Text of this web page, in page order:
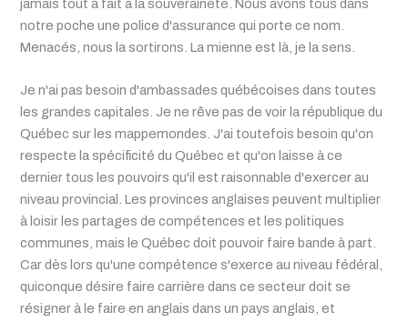
jamais tout à fait à la souveraineté. Nous avons tous dans
notre poche une police d'assurance qui porte ce nom.
Menacés, nous la sortirons. La mienne est là, je la sens.
Je n'ai pas besoin d'ambassades québécoises dans toutes
les grandes capitales. Je ne rêve pas de voir la république du
Québec sur les mappemondes. J'ai toutefois besoin qu'on
respecte la spécificité du Québec et qu'on laisse à ce
dernier tous les pouvoirs qu'il est raisonnable d'exercer au
niveau provincial. Les provinces anglaises peuvent multiplier
à loisir les partages de compétences et les politiques
communes, mais le Québec doit pouvoir faire bande à part.
Car dès lors qu'une compétence s'exerce au niveau fédéral,
quiconque désire faire carrière dans ce secteur doit se
résigner à le faire en anglais dans un pays anglais, et